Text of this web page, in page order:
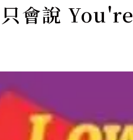
只會說 You're